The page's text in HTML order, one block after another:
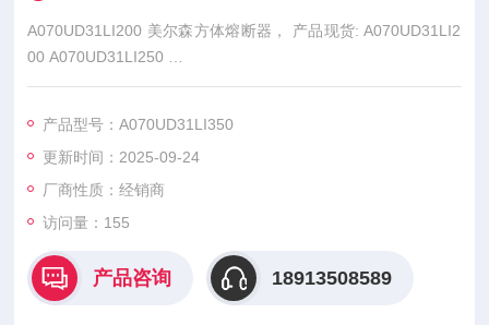
A070UD31LI200 美尔森方体熔断器， 产品现货: A070UD31LI2
00 A070UD31LI250
A070UD31LI315 A070UD31LI350 A070UD31LI400 A070UD31
强等特点
产品型号：A070UD31LI350
更新时间：2025-09-24
厂商性质：经销商
访问量：155
产品咨询 18913508589